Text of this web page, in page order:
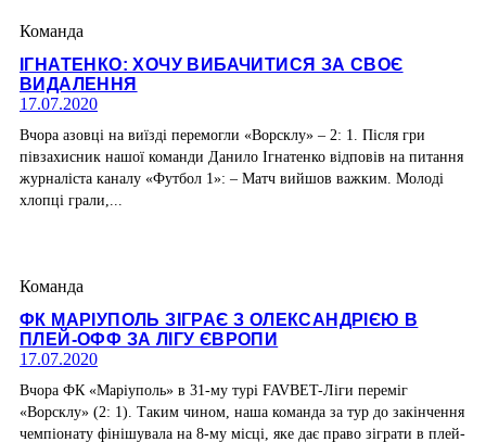
Команда
ІГНАТЕНКО: ХОЧУ ВИБАЧИТИСЯ ЗА СВОЄ
ВИДАЛЕННЯ
17.07.2020
Вчора азовці на виїзді перемогли «Ворсклу» – 2: 1. Після гри
півзахисник нашої команди Данило Ігнатенко відповів на питання
журналіста каналу «Футбол 1»: – Матч вийшов важким. Молоді
хлопці грали,...
Команда
ФК МАРІУПОЛЬ ЗІГРАЄ З ОЛЕКСАНДРІЄЮ В
ПЛЕЙ-ОФФ ЗА ЛІГУ ЄВРОПИ
17.07.2020
Вчора ФК «Маріуполь» в 31-му турі FAVBET-Ліги переміг
«Ворсклу» (2: 1). Таким чином, наша команда за тур до закінчення
чемпіонату фінішувала на 8-му місці, яке дає право зіграти в плей-